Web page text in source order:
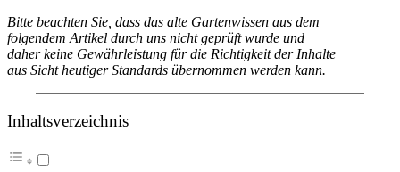
Bitte beachten Sie, dass das alte Gartenwissen aus dem
folgendem Artikel durch uns nicht geprüft wurde und
daher keine Gewährleistung für die Richtigkeit der Inhalte
aus Sicht heutiger Standards übernommen werden kann.
Inhaltsverzeichnis